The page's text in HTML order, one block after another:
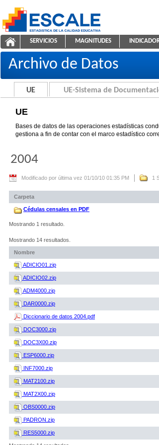
ESCALE - Unidad de Estadística
UE
NAVEGACIÓN
SERVICIOS MAGNITUDES
Archivo de Datos
UE UE-Sistema de
UE
Bases de datos de las operaciones estadísticas
gestiona a fin de contar con el marco estadístico
2004
Modificado por última vez 01/10/10 01:35 PM 1
Carpeta
Cédulas censales en PDF
Mostrando 1 resultado.
Mostrando 14 resultados.
Nombre
ADICIO01.zip
ADICIO02.zip
ADM4000.zip
DAR0000.zip
Diccionario de datos 2004.pdf
DOC3000.zip
DOC3X00.zip
ESP6000.zip
INF7000.zip
MAT2100.zip
MAT2X00.zip
OBS0000.zip
PADRON.zip
RES5000.zip